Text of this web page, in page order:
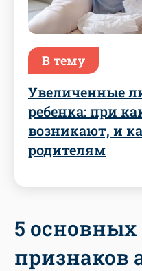
В тему
Увеличенные
ребенка: при
возникают, и
родителям
5
признаков